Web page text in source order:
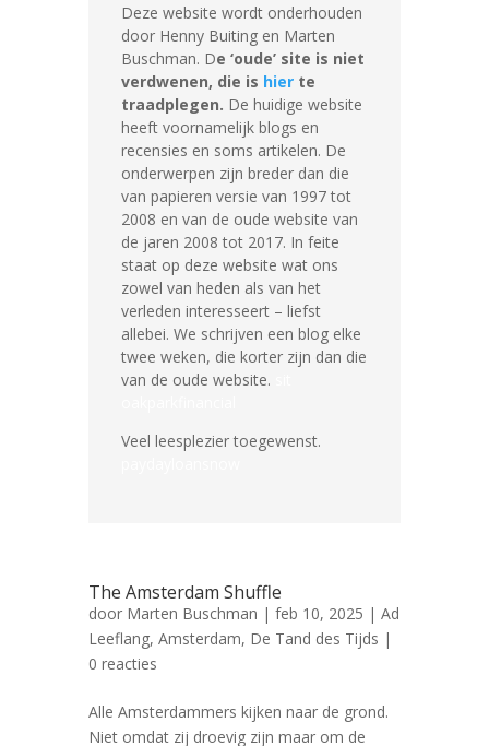
Deze website wordt onderhouden
door Henny Buiting en Marten
Buschman. De ‘oude’ site is niet
verdwenen, die is hierte
traadplegen. De huidige website
heeft voornamelijk blogs en
recensies en soms artikelen. De
onderwerpen zijn breder dan die
van papieren versie van 1997 tot
2008 en van de oude website van
de jaren 2008 tot 2017. In feite
staat op deze website wat ons
zowel van heden als van het
verleden interesseert – liefst
allebei. We schrijven een blog elke
twee weken, die korter zijn dan die
van de oude website.
Veel leesplezier toegewenst.
The Amsterdam Shuffle
door Marten Buschman | feb 10, 2025 | Ad
Leeflang, Amsterdam, De Tand des Tijds |
0 reacties
Alle Amsterdammers kijken naar de grond.
Niet omdat zij droevig zijn maar om de